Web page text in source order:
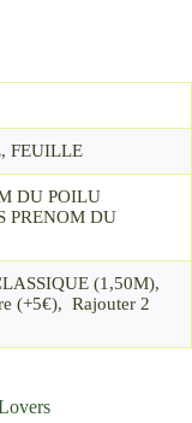
FEUILLE
DU POILU
PRENOM DU
(1,50M),
(+5€), Rajouter 2